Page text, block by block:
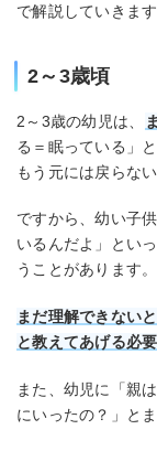
で解説していきます
2～3歳頃
2～3歳の幼児は、
る＝眠っている」
もう元には戻らな
ですから、幼い子
いるんだよ」とい
うことがあります。
まだ理解できない
と教えてあげる必
また、幼児に「親
にいったの？」と